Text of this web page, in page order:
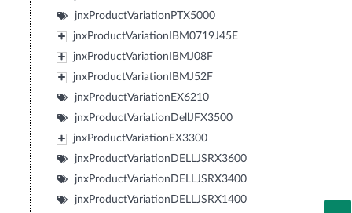
jnxProductVariationPTX5000
jnxProductVariationIBM0719J45E
jnxProductVariationIBMJ08F
jnxProductVariationIBMJ52F
jnxProductVariationEX6210
jnxProductVariationDellJFX3500
jnxProductVariationEX3300
jnxProductVariationDELLJSRX3600
jnxProductVariationDELLJSRX3400
jnxProductVariationDELLJSRX1400